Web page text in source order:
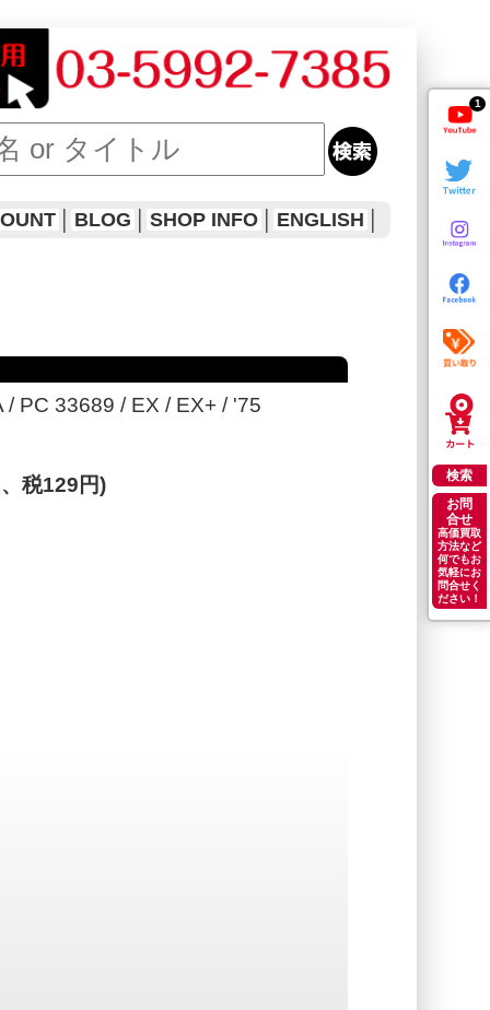
1
検索
お問
合せ
高価買取
方法など
何でもお
気軽にお
問合せく
ださい！
BLOG SHOP INFO ENGLISH
PC 33689 / EX / EX+ / '75
税129円)